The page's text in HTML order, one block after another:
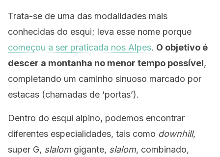
Trata-se de uma das modalidades mais
conhecidas do esqui; leva esse nome porque
começou a ser praticada nos Alpes. O objetivo é
descer a montanha no menor tempo possível,
completando um caminho sinuoso marcado por
estacas (chamadas de ‘portas’).
Dentro do esqui alpino, podemos encontrar
diferentes especialidades, tais como downhill,
super G, slalomgigante, slalom, combinado,